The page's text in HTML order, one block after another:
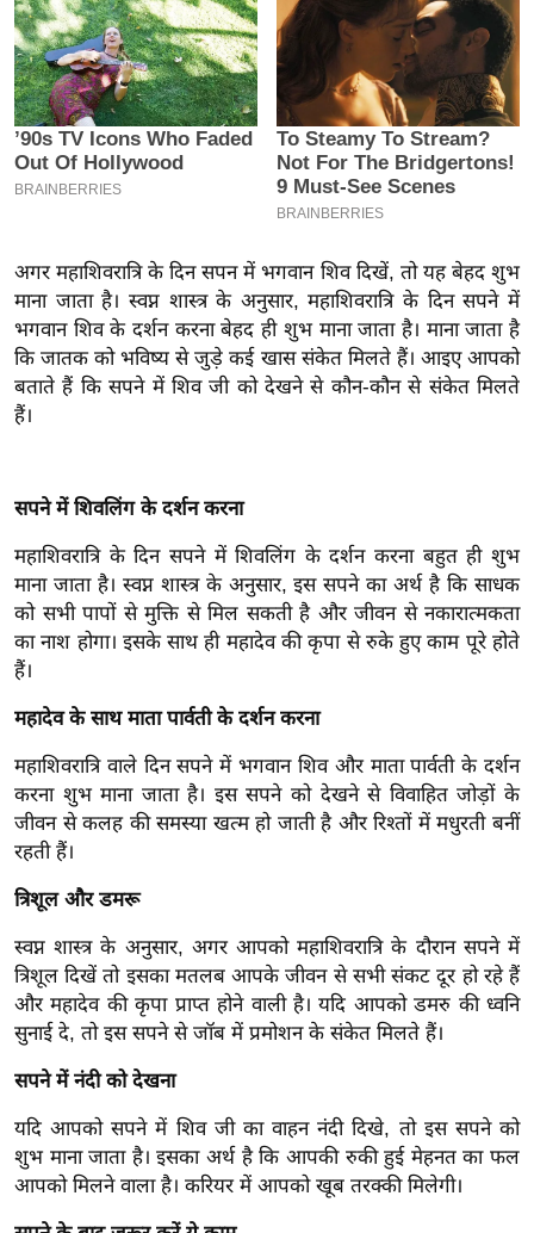
खे
ल
क्रि
के
ट
I
2
0
2
6
क्रा
ई
पे
प
र
मि
ल
बे
मि
सा
श
ख्सि
य
त
यं
ग
इं
डि
या
अगर महाशिवरात्रि के दिन सपन में भगवान शिव दिखें, तो यह बेहद शुभ
माना जाता है। स्वप्न शास्त्र के अनुसार, महाशिवरात्रि के दिन सपने में
भगवान शिव के दर्शन करना बेहद ही शुभ माना जाता है। माना जाता है
कि जातक को भविष्य से जुड़े कई खास संकेत मिलते हैं। आइए आपको
बताते हैं कि सपने में शिव जी को देखने से कौन-कौन से संकेत मिलते
हैं।
सपने में शिवलिंग के दर्शन करना
महाशिवरात्रि के दिन सपने में शिवलिंग के दर्शन करना बहुत ही शुभ
माना जाता है। स्वप्न शास्त्र के अनुसार, इस सपने का अर्थ है कि साधक
को सभी पापों से मुक्ति से मिल सकती है और जीवन से नकारात्मकता
का नाश होगा। इसके साथ ही महादेव की कृपा से रुके हुए काम पूरे होते
हैं।
महादेव के साथ माता पार्वती के दर्शन करना
महाशिवरात्रि वाले दिन सपने में भगवान शिव और माता पार्वती के दर्शन
करना शुभ माना जाता है। इस सपने को देखने से विवाहित जोड़ों के
जीवन से कलह की समस्या खत्म हो जाती है और रिश्तों में मधुरती बनीं
रहती हैं।
त्रिशूल और डमरू
स्वप्न शास्त्र के अनुसार, अगर आपको महाशिवरात्रि के दौरान सपने में
त्रिशूल दिखें तो इसका मतलब आपके जीवन से सभी संकट दूर हो रहे हैं
और महादेव की कृपा प्राप्त होने वाली है। यदि आपको डमरु की ध्वनि
सुनाई दे, तो इस सपने से जॉब में प्रमोशन के संकेत मिलते हैं।
सपने में नंदी को देखना
यदि आपको सपने में शिव जी का वाहन नंदी दिखे, तो इस सपने को
शुभ माना जाता है। इसका अर्थ है कि आपकी रुकी हुई मेहनत का फल
आपको मिलने वाला है। करियर में आपको खूब तरक्की मिलेगी।